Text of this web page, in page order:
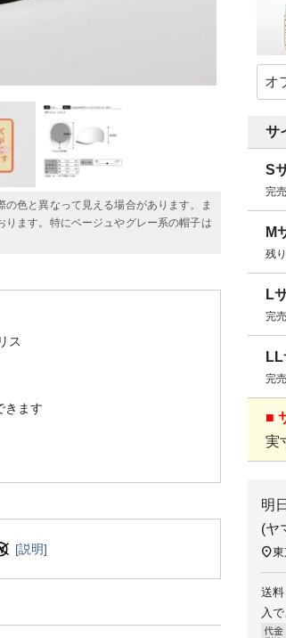
色と異なって見える場合があります。ま
ます。特にベージュやグレー系の帽子は
ス
ます
[説明]
サ
S
完
M
残
L
完
完
■
実
明日
(ヤ
送料
入